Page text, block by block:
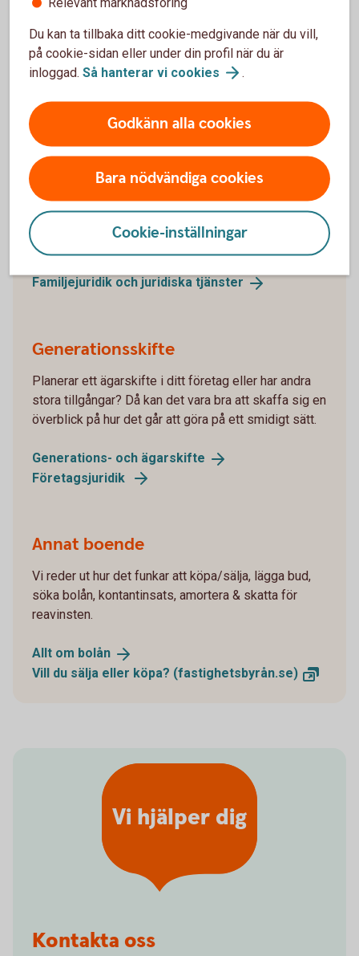
blir lägre. Hellre lite men regelbundet. Hitta det sätt
att spara på som passar dig, din ekonomi och dina
mål.
Trygghet
Vi hjälper dig med liv- och sakförsäkringar. Och du
kan få råd om familjejuridik, till exempel testamente,
arv & gåva.
Familjejuridik och juridiskatjänster
Generationsskifte
Planerar ett ägarskifte i ditt företag eller har andra
stora tillgångar? Då kan det vara bra att skaffa sig en
överblick på hur det går att göra på ett smidigt sätt.
Generations- och ägarskifte
Företagsjuridik
Annat boende
Vi reder ut hur det funkar att köpa/sälja, lägga bud,
söka bolån, kontantinsats, amortera & skatta för
reavinsten.
Allt om bolån
Vill du sälja eller köpa? (fastighetsbyrån.se)
Vi hjälper dig
Kontakta oss
Du kan ta tillbaka ditt cookie-medgivande när du vill,
på cookie-sidan eller under din profil när du är
inloggad. Så hanterar vi cookies .
Godkänn alla cookies
Bara nödvändiga cookies
Cookie-inställningar